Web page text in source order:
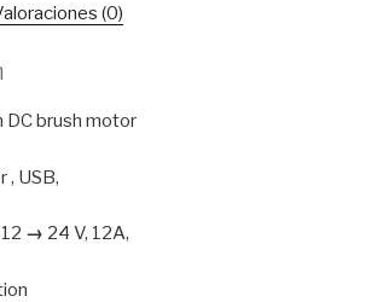
(0)
DC brush motor
, USB,
→ 24 V, 12A,